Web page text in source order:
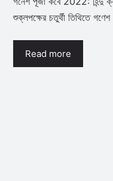
শুক্লপক্ষের চতুর্থী তিথিতে
Read more